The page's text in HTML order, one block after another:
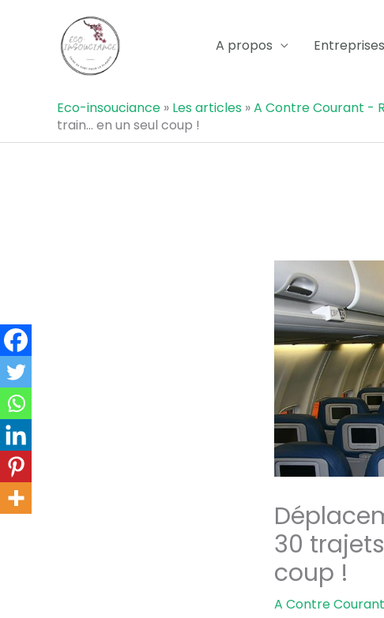
A propos Entreprises
Eco-insouciance » Les articles »A Contre Courant -
train… en un seul coup !
30
coup !
A Contre